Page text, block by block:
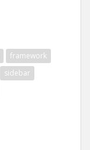
framework
sidebar